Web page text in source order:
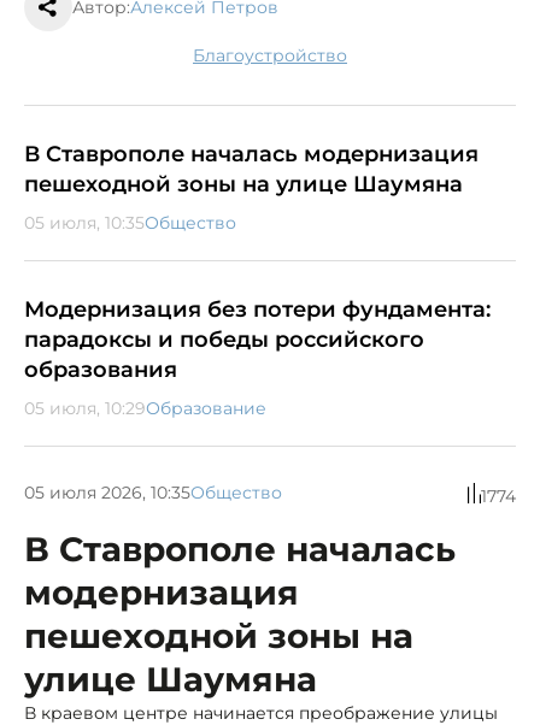
Автор:Алексей Петров
благоустройство
В Ставрополе началась модернизация
пешеходной зоны на улице Шаумяна
05 июля, 10:35Общество
Модернизация без потери фундамента:
парадоксы и победы российского
образования
05 июля, 10:29Образование
05 июля 2026, 10:35Общество 1774
В Ставрополе началась
модернизация
пешеходной зоны на
улице Шаумяна
В краевом центре начинается преображение улицы